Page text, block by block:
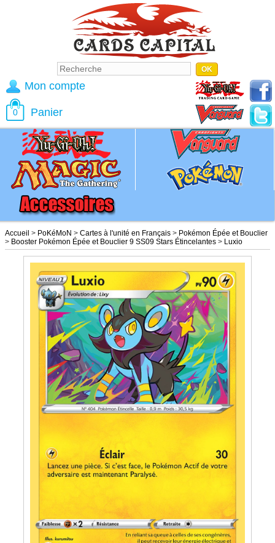
Accueil > PoKéMoN > Cartes à l'unité en Français > Pokémon Épée et Bouclier
> Booster Pokémon Épée et Bouclier 9 SS09 Stars Étincelantes > Luxio
Mon compte
0 Panier